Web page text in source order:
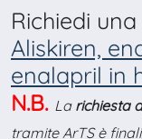
Richiedi
Aliskiren,
enalapril in
N.B. La richiesta
tramite ArTS è